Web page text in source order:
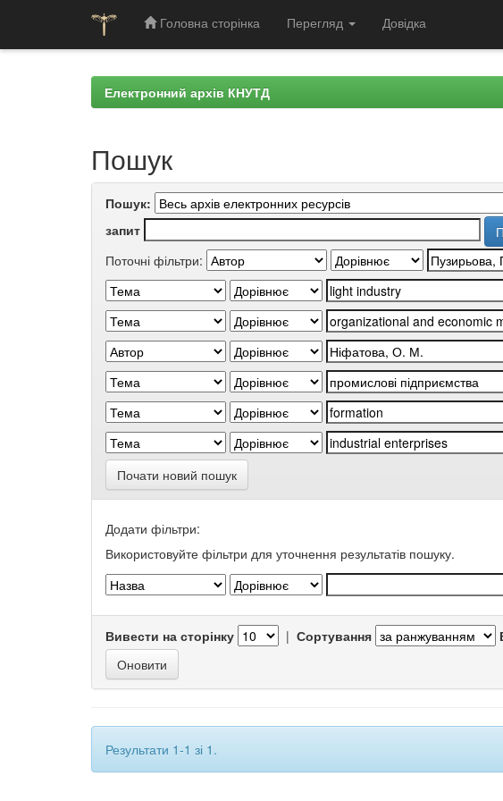
Головна сторінка Перегляд Довідка
Електронний архів КНУТД
Пошук
Пошук:
запит
Поточні фільтри:
Почати новий пошук
Додати фільтри:
Використовуйте фільтри для уточнення результатів пошуку.
Вивести на сторінку | Сортування
Результати 1-1 зі 1.